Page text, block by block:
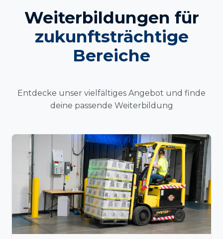
Weiterbildungen für
zukunftsträchtige
Bereiche
Entdecke unser vielfältiges Angebot und finde
deine passende Weiterbildung